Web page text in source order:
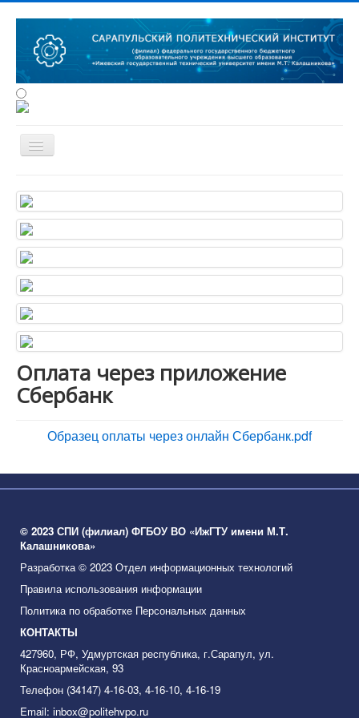
Сведения об образовательной
организации
Об институте
Студенту
Наука
Конференции
Абитуриенту
Анкетирование
Оплата через приложение
Сбербанк
Образец оплаты через онлайн Сбербанк.pdf
© 2023 СПИ (филиал) ФГБОУ ВО «ИжГТУ имени М.Т.
Калашникова»
Разработка © 2023 Отдел информационных технологий
Правила использования информации
Политика по обработке Персональных данных
КОНТАКТЫ
427960, РФ, Удмуртская республика, г.Сарапул, ул.
Красноармейская, 93
Телефон (34147) 4-16-03, 4-16-10, 4-16-19
Email: inbox@politehvpo.ru